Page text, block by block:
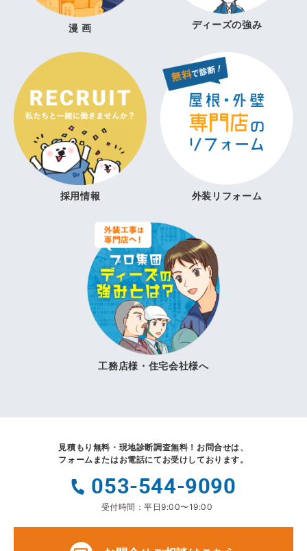
漫 画 ディーズの強み
採用情報 外装リフォーム
工務店様・住宅会社様へ
見積もり無料・現地診断調査無料！ お問合せは、
フォームまたはお電話にてお受けしております。
053-544-9090
受付時間：平日9:00〜19:00